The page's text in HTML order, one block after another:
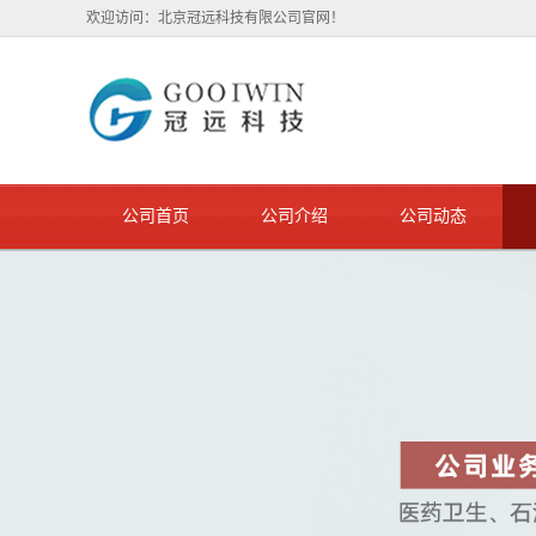
欢迎访问：北京冠远科技有限公司官网！
公司首页 公司介绍 公司动态